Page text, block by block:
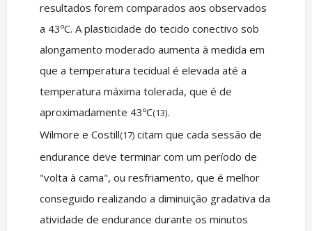
resultados forem comparados aos observados
a 43ºC. A plasticidade do tecido conectivo sob
alongamento moderado aumenta à medida em
que a temperatura tecidual é elevada até a
temperatura máxima tolerada, que é de
aproximadamente 43ºC(13).
Wilmore e Costill(17)citam que cada sessão de
endurance deve terminar com um período de
"volta à cama", ou resfriamento, que é melhor
conseguido realizando a diminuição gradativa da
atividade de endurance durante os minutos